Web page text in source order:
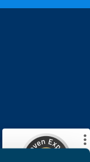
121
Bewertungen auf